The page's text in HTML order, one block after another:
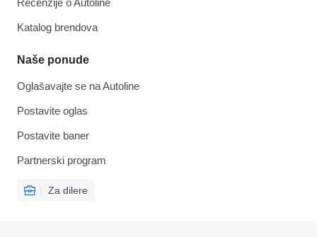
Recenzije o Autoline
Katalog brendova
Naše ponude
Oglašavajte se na Autoline
Postavite oglas
Postavite baner
Partnerski program
Za dilere